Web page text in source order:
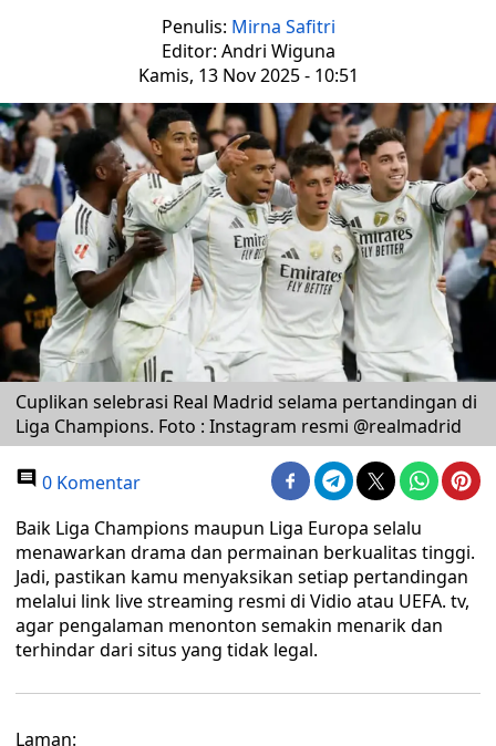
Penulis: Mirna Safitri
Editor: Andri Wiguna
Kamis, 13 Nov 2025 - 10:51
Cuplikan selebrasi Real Madrid selama pertandingan di
Liga Champions. Foto : Instagram resmi @realmadrid
0 Komentar
Baik Liga Champions maupun Liga Europa selalu
menawarkan drama dan permainan berkualitas tinggi.
Jadi, pastikan kamu menyaksikan setiap pertandingan
melalui link live streaming resmi di Vidio atau UEFA. tv,
agar pengalaman menonton semakin menarik dan
terhindar dari situs yang tidak legal.
Laman: